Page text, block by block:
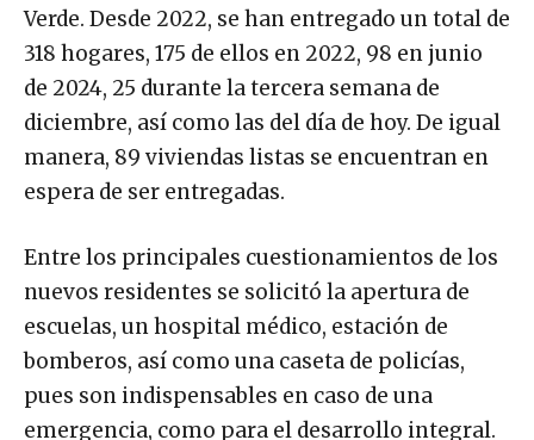
Verde. Desde 2022, se han entregado un total de
318 hogares, 175 de ellos en 2022, 98 en junio
de 2024, 25 durante la tercera semana de
diciembre, así como las del día de hoy. De igual
manera, 89 viviendas listas se encuentran en
espera de ser entregadas.
Entre los principales cuestionamientos de los
nuevos residentes se solicitó la apertura de
escuelas, un hospital médico, estación de
bomberos, así como una caseta de policías,
pues son indispensables en caso de una
emergencia, como para el desarrollo integral.